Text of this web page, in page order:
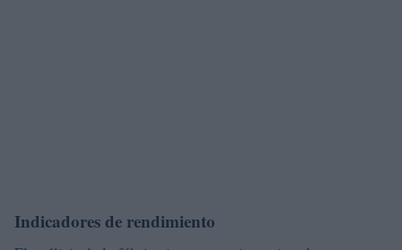
Indicadores de rendimiento